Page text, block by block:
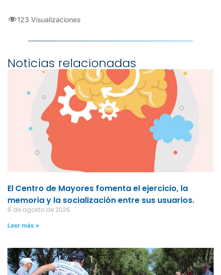
123 Visualizaciones
Noticias relacionadas
El Centro de Mayores fomenta el ejercicio, la
memoria y la socialización entre sus usuarios.
6 de agosto de 2026
Leer más »